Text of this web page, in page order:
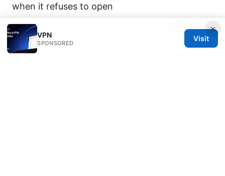
when it refuses to open
Cisco anyconnect vpn download: 全面指南、步
骤与最佳实践Clahs 与 VPN：在加拿大使用 VPN
×
VPN
SPONSORED
Visit